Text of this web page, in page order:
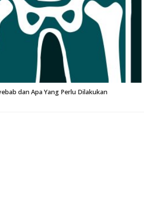
dan Apa Yang Perlu Dilakukan